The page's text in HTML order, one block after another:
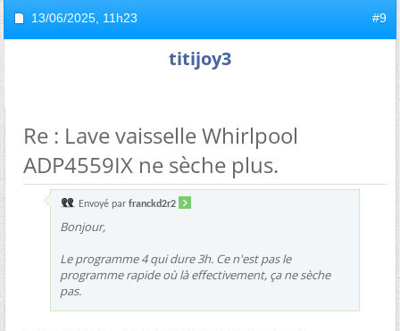
13/06/2025, 11h23 #9
titijoy3
Re : Lave vaisselle Whirlpool
ADP4559IX ne sèche plus.
Envoyé par franckd2r2
Bonjour,
Le programme 4 qui dure 3h. Ce n'est pas le
programme rapide où là effectivement, ça ne sèche
pas.